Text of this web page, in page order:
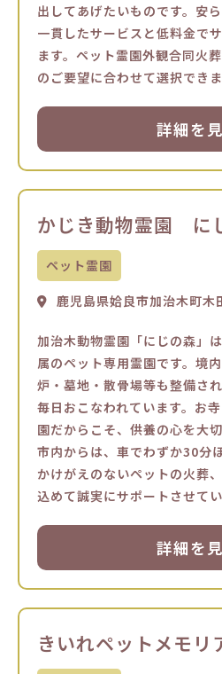
出してあげたいものです。安
一貫したサービスと低料金で
ます。ペット霊園外観合同火
のご要望に合わせて選択できま
詳細を
かじき動物霊園 に
ペット霊園
鹿児島県姶良市加治木町
加治木動物霊園「にじの森」
属のペット専用霊園です。境
炉・墓地・散骨場等も整備さ
毎日おこなわれています。お
園だからこそ、供養の心を大
市内からは、車でわずか30分
かけがえのないペットの火葬
込めて誠実にサポートさせてい
詳細を
きいれペットメモリ